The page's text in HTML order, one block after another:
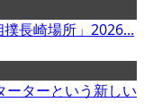
長崎場所」2026...
ーターという新しい